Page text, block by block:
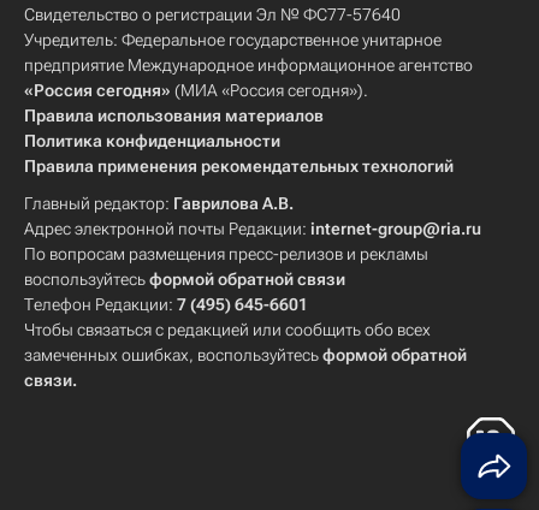
Свидетельство о регистрации Эл № ФС77-57640
Учредитель: Федеральное государственное унитарное
предприятие Международное информационное агентство
«Россия сегодня» (МИА «Россия сегодня»).
Правила использования материалов
Политика конфиденциальности
Правила применения рекомендательных технологий
Главный редактор: Гаврилова А.В.
Адрес электронной почты Редакции: internet-group@ria.ru
По вопросам размещения пресс-релизов и рекламы
воспользуйтесьформой обратной связи
Телефон Редакции: 7 (495) 645-6601
Чтобы связаться с редакцией или сообщить обо всех
замеченных ошибках, воспользуйтесьформой обратной
связи.